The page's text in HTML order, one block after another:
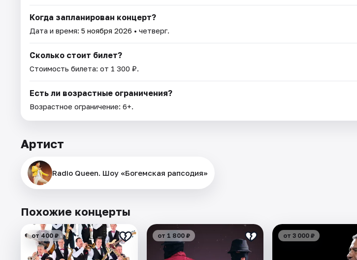
Когда запланирован концерт?
Дата и время: 5 ноября 2026 • четверг.
Сколько стоит билет?
Стоимость билета: от 1 300 ₽.
Есть ли возрастные ограничения?
Возрастное ограничение: 6+.
Артист
Radio Queen. Шоу «Богемская рапсодия»
Похожие концерты
от 400 ₽ от 1 800 ₽ от 3 000 ₽